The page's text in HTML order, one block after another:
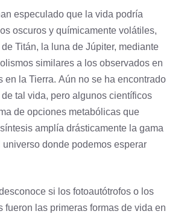
especulado que la vida podría
oscuros y químicamente volátiles,
Titán, la luna de Júpiter, mediante
similares a los observados en
en la Tierra. Aún no se ha encontrado
tal vida, pero algunos científicos
de opciones metabólicas que
amplía drásticamente la gama
donde podemos esperar
si los fotoautótrofos o los
fueron las primeras formas de vida en